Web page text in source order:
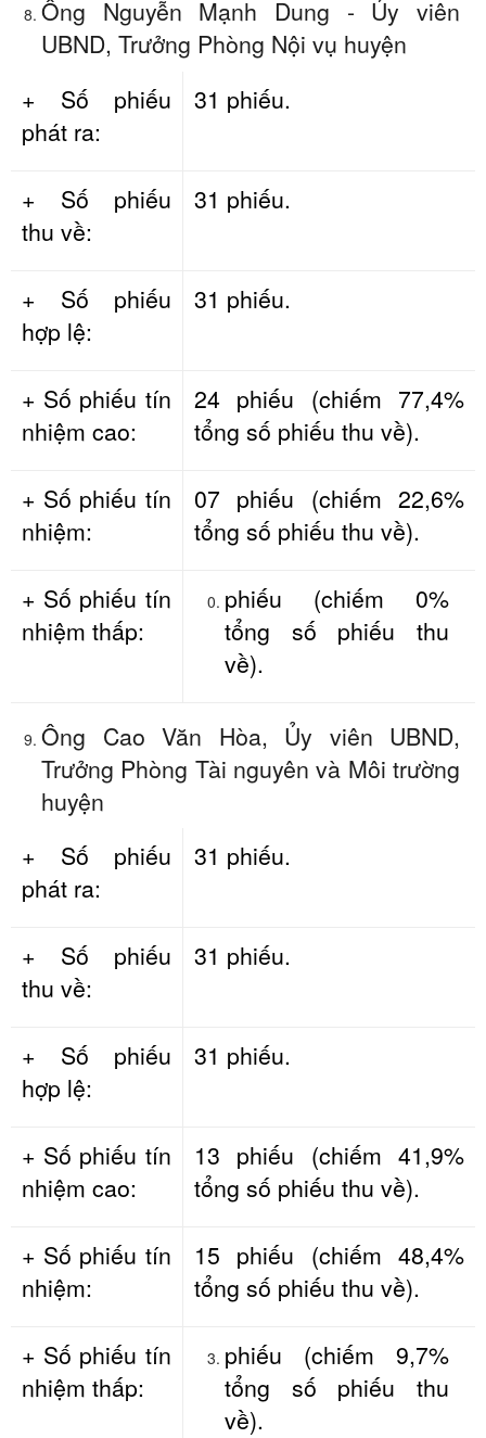
Ông Nguyễn Mạnh Dung - Ủy viên
UBND, Trưởng Phòng Nội vụ huyện
+ Số phiếu
phát ra:
31 phiếu.
+ Số phiếu
thu về:
31 phiếu.
+ Số phiếu
hợp lệ:
31 phiếu.
+ Số phiếu tín
nhiệm cao:
24 phiếu (chiếm 77,4%
tổng số phiếu thu về).
+ Số phiếu tín
nhiệm:
07 phiếu (chiếm 22,6%
tổng số phiếu thu về).
+ Số phiếu tín
nhiệm thấp:
phiếu (chiếm 0%
tổng số phiếu thu
về).
Ông Cao Văn Hòa, Ủy viên UBND,
Trưởng Phòng Tài nguyên và Môi trường
huyện
+ Số phiếu
phát ra:
31 phiếu.
+ Số phiếu
thu về:
31 phiếu.
+ Số phiếu
hợp lệ:
31 phiếu.
+ Số phiếu tín
nhiệm cao:
13 phiếu (chiếm 41,9%
tổng số phiếu thu về).
+ Số phiếu tín
nhiệm:
15 phiếu (chiếm 48,4%
tổng số phiếu thu về).
+ Số phiếu tín
nhiệm thấp:
phiếu (chiếm 9,7%
tổng số phiếu thu
về).